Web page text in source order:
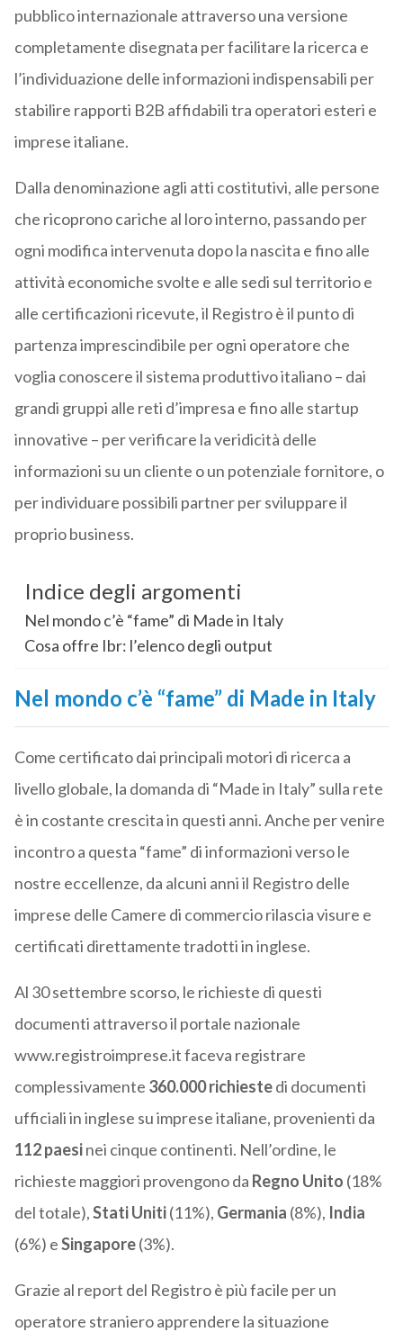
pubblico internazionale attraverso una versione
completamente disegnata per facilitare la ricerca e
l’individuazione delle informazioni indispensabili per
stabilire rapporti B2B affidabili tra operatori esteri e
imprese italiane.
Dalla denominazione agli atti costitutivi, alle persone
che ricoprono cariche al loro interno, passando per
ogni modifica intervenuta dopo la nascita e fino alle
attività economiche svolte e alle sedi sul territorio e
alle certificazioni ricevute, il Registro è il punto di
partenza imprescindibile per ogni operatore che
voglia conoscere il sistema produttivo italiano – dai
grandi gruppi alle reti d’impresa e fino alle startup
innovative – per verificare la veridicità delle
informazioni su un cliente o un potenziale fornitore, o
per individuare possibili partner per sviluppare il
proprio business.
Indice degli argomenti
Nel mondo c’è “fame” di Made in Italy
Cosa offre Ibr: l’elenco degli output
Nel mondo c’è “fame” di Made in Italy
Come certificato dai principali motori di ricerca a
livello globale, la domanda di “Made in Italy” sulla rete
è in costante crescita in questi anni. Anche per venire
incontro a questa “fame” di informazioni verso le
nostre eccellenze, da alcuni anni il Registro delle
imprese delle Camere di commercio rilascia visure e
certificati direttamente tradotti in inglese.
Al 30 settembre scorso, le richieste di questi
documenti attraverso il portale nazionale
www.registroimprese.it faceva registrare
complessivamente 360.000 richiestedi documenti
ufficiali in inglese su imprese italiane, provenienti da
112 paesinei cinque continenti. Nell’ordine, le
richieste maggiori provengono da Regno Unito (18%
del totale),Stati Uniti(11%), Germania (8%), India
(6%) eSingapore(3%).
Grazie al report del Registro è più facile per un
operatore straniero apprendere la situazione